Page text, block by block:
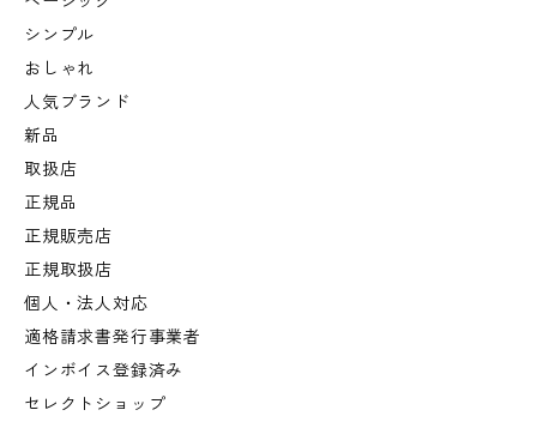
シンプル
おしゃれ
人気ブランド
新品
取扱店
正規品
正規販売店
正規取扱店
個人・法人対応
適格請求書発行事業者
インボイス登録済み
セレクトショップ